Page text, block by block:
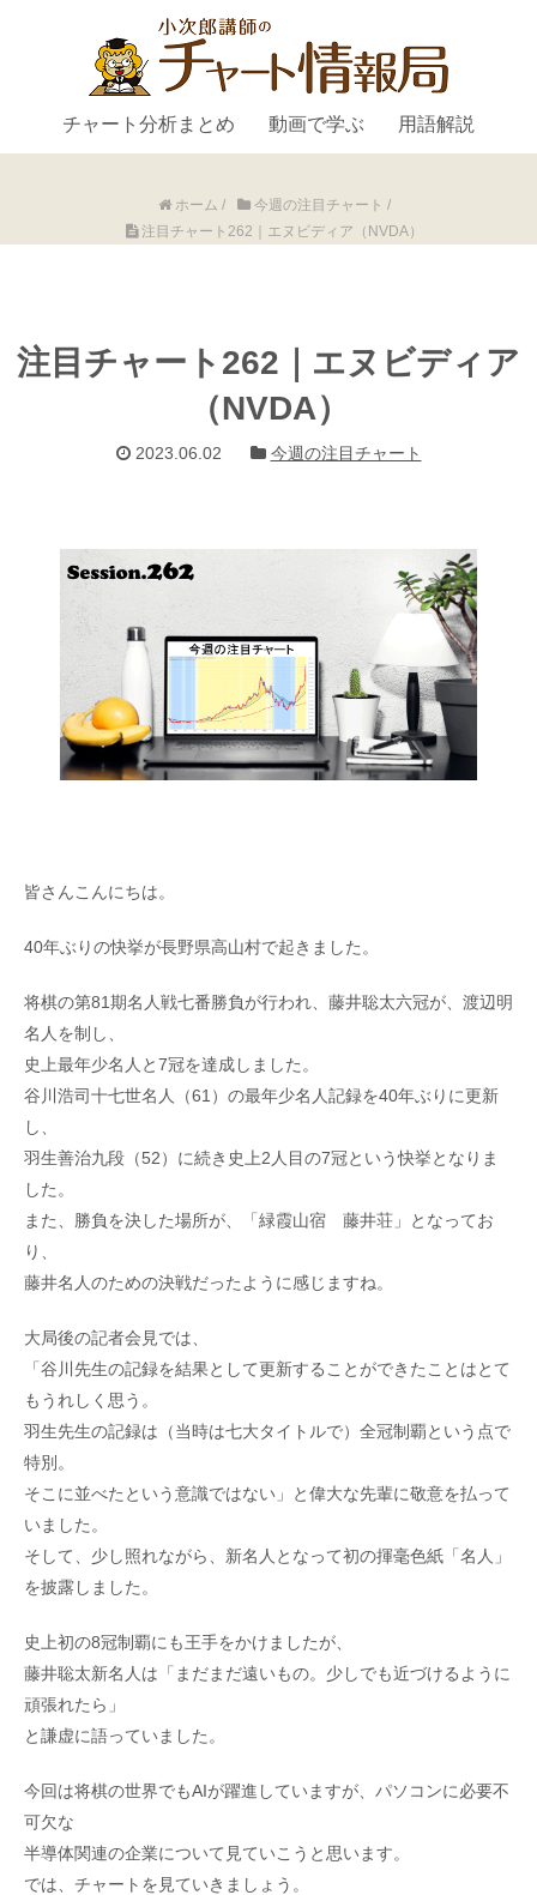
チャート分析まとめ 動画で学ぶ 用語解説
ホーム / 今週の注目チャート /
注目チャート262｜エヌビディア（NVDA）
注目チャート262｜エヌビディア
（NVDA）
2023.06.02 今週の注目チャート
皆さんこんにちは。
40年ぶりの快挙が長野県高山村で起きました。
将棋の第81期名人戦七番勝負が行われ、藤井聡太六冠が、渡辺明
名人を制し、
史上最年少名人と7冠を達成しました。
谷川浩司十七世名人（61）の最年少名人記録を40年ぶりに更新
し、
羽生善治九段（52）に続き史上2人目の7冠という快挙となりま
した。
また、勝負を決した場所が、「緑霞山宿 藤井荘」となってお
り、
藤井名人のための決戦だったように感じますね。
大局後の記者会見では、
「谷川先生の記録を結果として更新することができたことはとて
もうれしく思う。
羽生先生の記録は（当時は七大タイトルで）全冠制覇という点で
特別。
そこに並べたという意識ではない」と偉大な先輩に敬意を払って
いました。
そして、少し照れながら、新名人となって初の揮毫色紙「名人」
を披露しました。
史上初の8冠制覇にも王手をかけましたが、
藤井聡太新名人は「まだまだ遠いもの。少しでも近づけるように
頑張れたら」
と謙虚に語っていました。
今回は将棋の世界でもAIが躍進していますが、パソコンに必要不
可欠な
半導体関連の企業について見ていこうと思います。
では、チャートを見ていきましょう。